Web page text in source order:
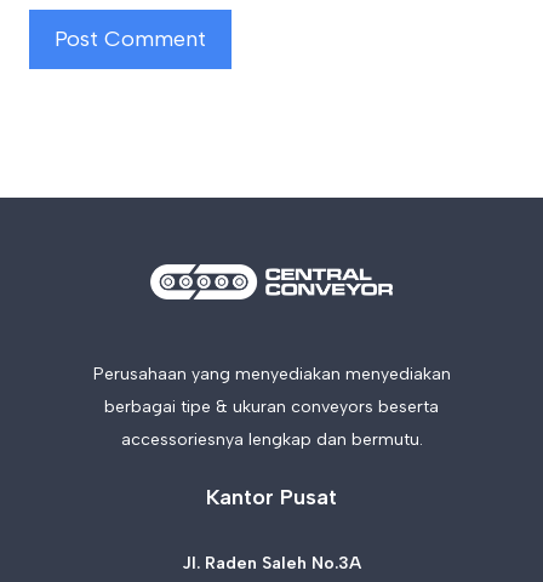
Perusahaan yang menyediakan menyediakan
berbagai tipe & ukuran conveyors beserta
accessoriesnya lengkap dan bermutu.
Kantor Pusat
Jl. Raden Saleh No.3A